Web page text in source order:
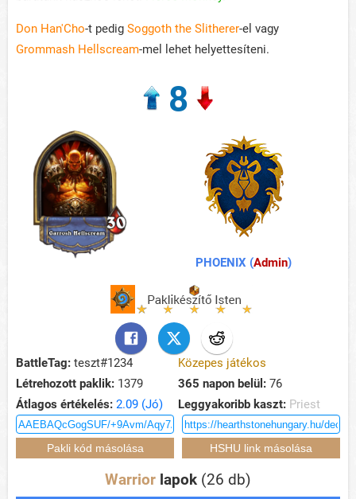
Don Han'Cho-t pedig Soggoth the Slitherer-el vagy
Grommash Hellscream-mel lehet helyettesíteni.
8
PHOENIX (Admin)
BattleTag: teszt#1234
Közepes játékos
Létrehozott paklik: 1379 365 napon belül: 76
Átlagos értékelés: 2.09 (Jó) Leggyakoribb kaszt: Priest
Warrior lapok (26 db)